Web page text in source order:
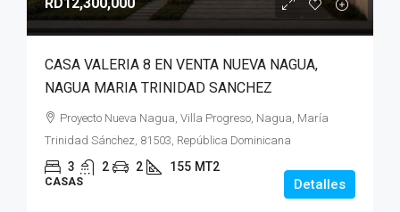
RD12,300,000
CASA VALERIA 8 EN VENTA NUEVA NAGUA,
NAGUA MARIA TRINIDAD SANCHEZ
Proyecto Nueva Nagua, Villa Progreso, Nagua, María
Trinidad Sánchez, 81503, República Dominicana
3 2 2 155 MT2
CASAS Detalles